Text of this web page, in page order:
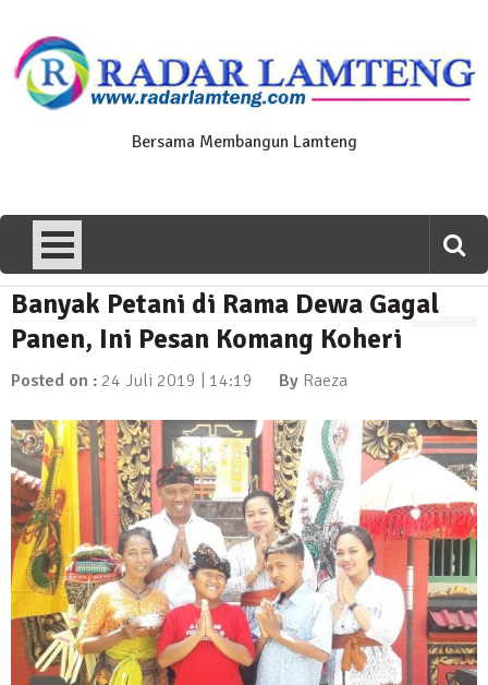
content
Bersama Membangun Lamteng
News Flash
Polres Lamteng Gelar Upacara
Peringatan Hari Pahlawan, Teladani
Semangat Pengorbanan untuk Bangsa
News Flash
Puluhan Warga Dusun III Geruduk
Balai Kampung Pujobasuki, Tuntut
Kadus Untuk Mundur
4 September 2025 | 15:40
News Flash
iklan ucapan HUT RI
20 Agustus 2025 | 14:43
News Flash
Banyak Petani di Rama Dewa Gagal
Panen, Ini Pesan Komang Koheri
Posted on : 24 Juli 2019 | 14:19 By Raeza